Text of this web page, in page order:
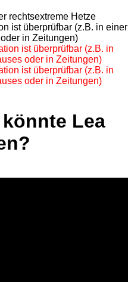
rechtsextreme Hetze
ist überprüfbar (z.B. in einer
in Zeitungen)
ist überprüfbar (z.B. in
oder in Zeitungen)
ist überprüfbar (z.B. in
oder in Zeitungen)
Lea